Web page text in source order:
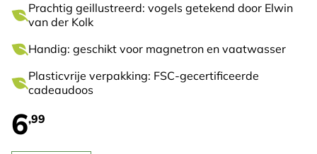
Prachtig geillustreerd: vogels getekend door Elwin
van der Kolk
Handig: geschikt voor magnetron en vaatwasser
Plasticvrije verpakking: FSC-gecertificeerde
cadeaudoos
6,99